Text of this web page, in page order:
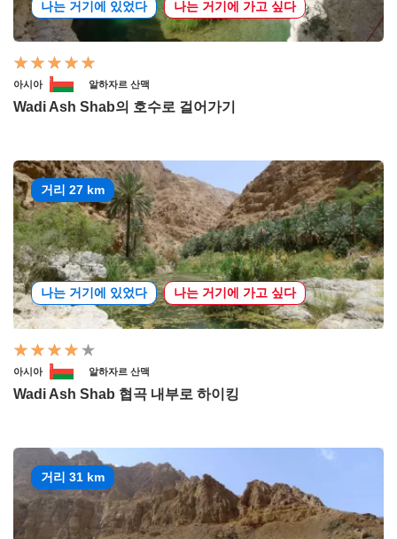
나는 거기에 있었다 나는 거기에 가고 싶다
아시아 알하자르 산맥
Wadi Ash Shab의 호수로 걸어가기
거리 27 km
나는 거기에 있었다 나는 거기에 가고 싶다
아시아 알하자르 산맥
Wadi Ash Shab 협곡 내부로 하이킹
거리 31 km